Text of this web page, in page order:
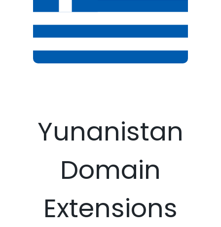
Yunanistan
Domain
Extensions